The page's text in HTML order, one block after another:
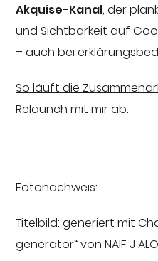
Akquise-Kanal, der
und Sichtbarkeit auf
– auch bei
So läuft die
Relaunch mit mir ab.
Fotonachweis:
Titelbild: generiert mit
generator“ von NAIF J